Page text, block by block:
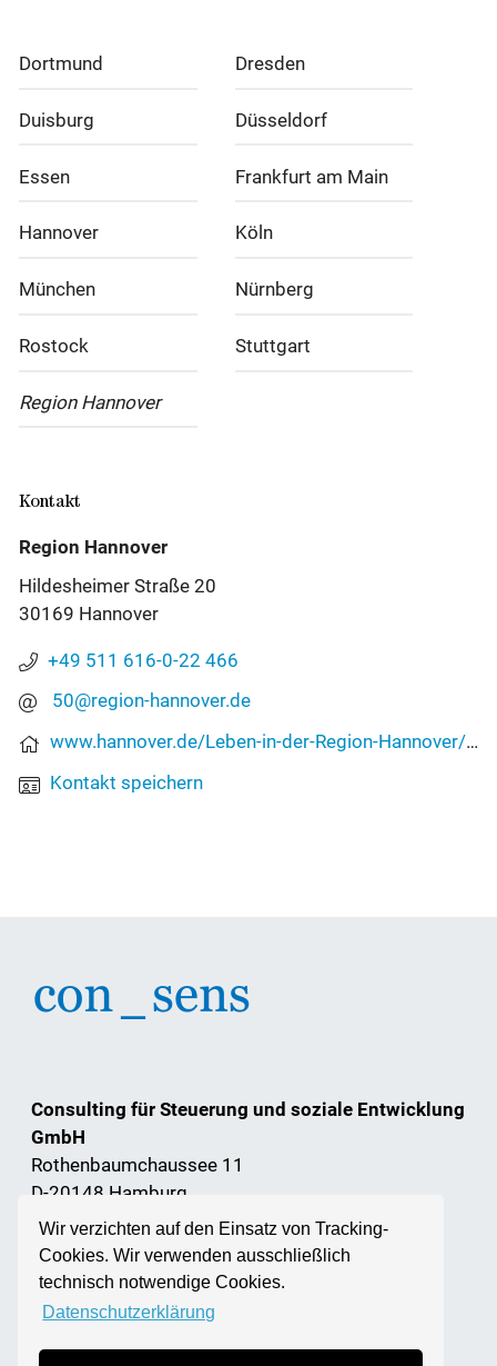
Wir verzichten auf den Einsatz von Tracking-
Cookies. Wir verwenden ausschließlich
technisch notwendige Cookies.
Datenschutzerklärung
Dortmund Dresden
Duisburg Düsseldorf
Essen Frankfurt am Main
Hannover Köln
München Nürnberg
Rostock Stuttgart
Region Hannover
Kontakt
Region Hannover
Hildesheimer Straße 20
30169 Hannover
+49 511 616-0-22 466Telefon: +, 4, 9, 5, 1, 1, 6, 1, 6,
50@region-hannover.deE-Mail-Adresse: 50 (at)
Webseite:
www.hannover.de/Leben-in-der-Region-Hannover/Verwaltungen-Kommunen/Die-Verwaltung-der-Region-Hannover/Dezernate-und-Fachbereiche/Dezernat-Soziale-Infrastruktur/Fachbereich-Soziales-Region-Hannover
Kontakt speichern
Consulting für Steuerung und soziale Entwicklung
GmbH
Rothenbaumchaussee 11
D-20148 Hamburg
E-Mail:consens@consens-info.de
Übersicht
Impressum